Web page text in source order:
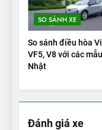
SO SÁNH XE
So sánh điều hòa
VF5, V8 với các
Nhật
Đánh giá xe
9